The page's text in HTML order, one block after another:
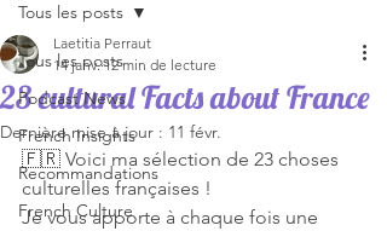
Tous les posts
Podcast News
French Insights
Recommandations
French Culture
Tous les posts
23 cultural Facts about France
Laetitia Perraut
14 janv. 12 min de lecture
Dernière mise à jour : 11 févr.
🇫🇷 Voici ma sélection de 23 choses
culturelles françaises !
Je vous apporte à chaque fois une